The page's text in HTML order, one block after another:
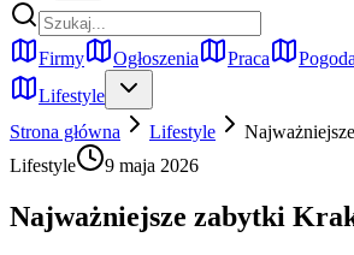
Firmy Ogłoszenia Praca Pogoda
Lifestyle
Strona główna
Lifestyle
Lifestyle
9 maja 2026
Najważniejsze zabytki